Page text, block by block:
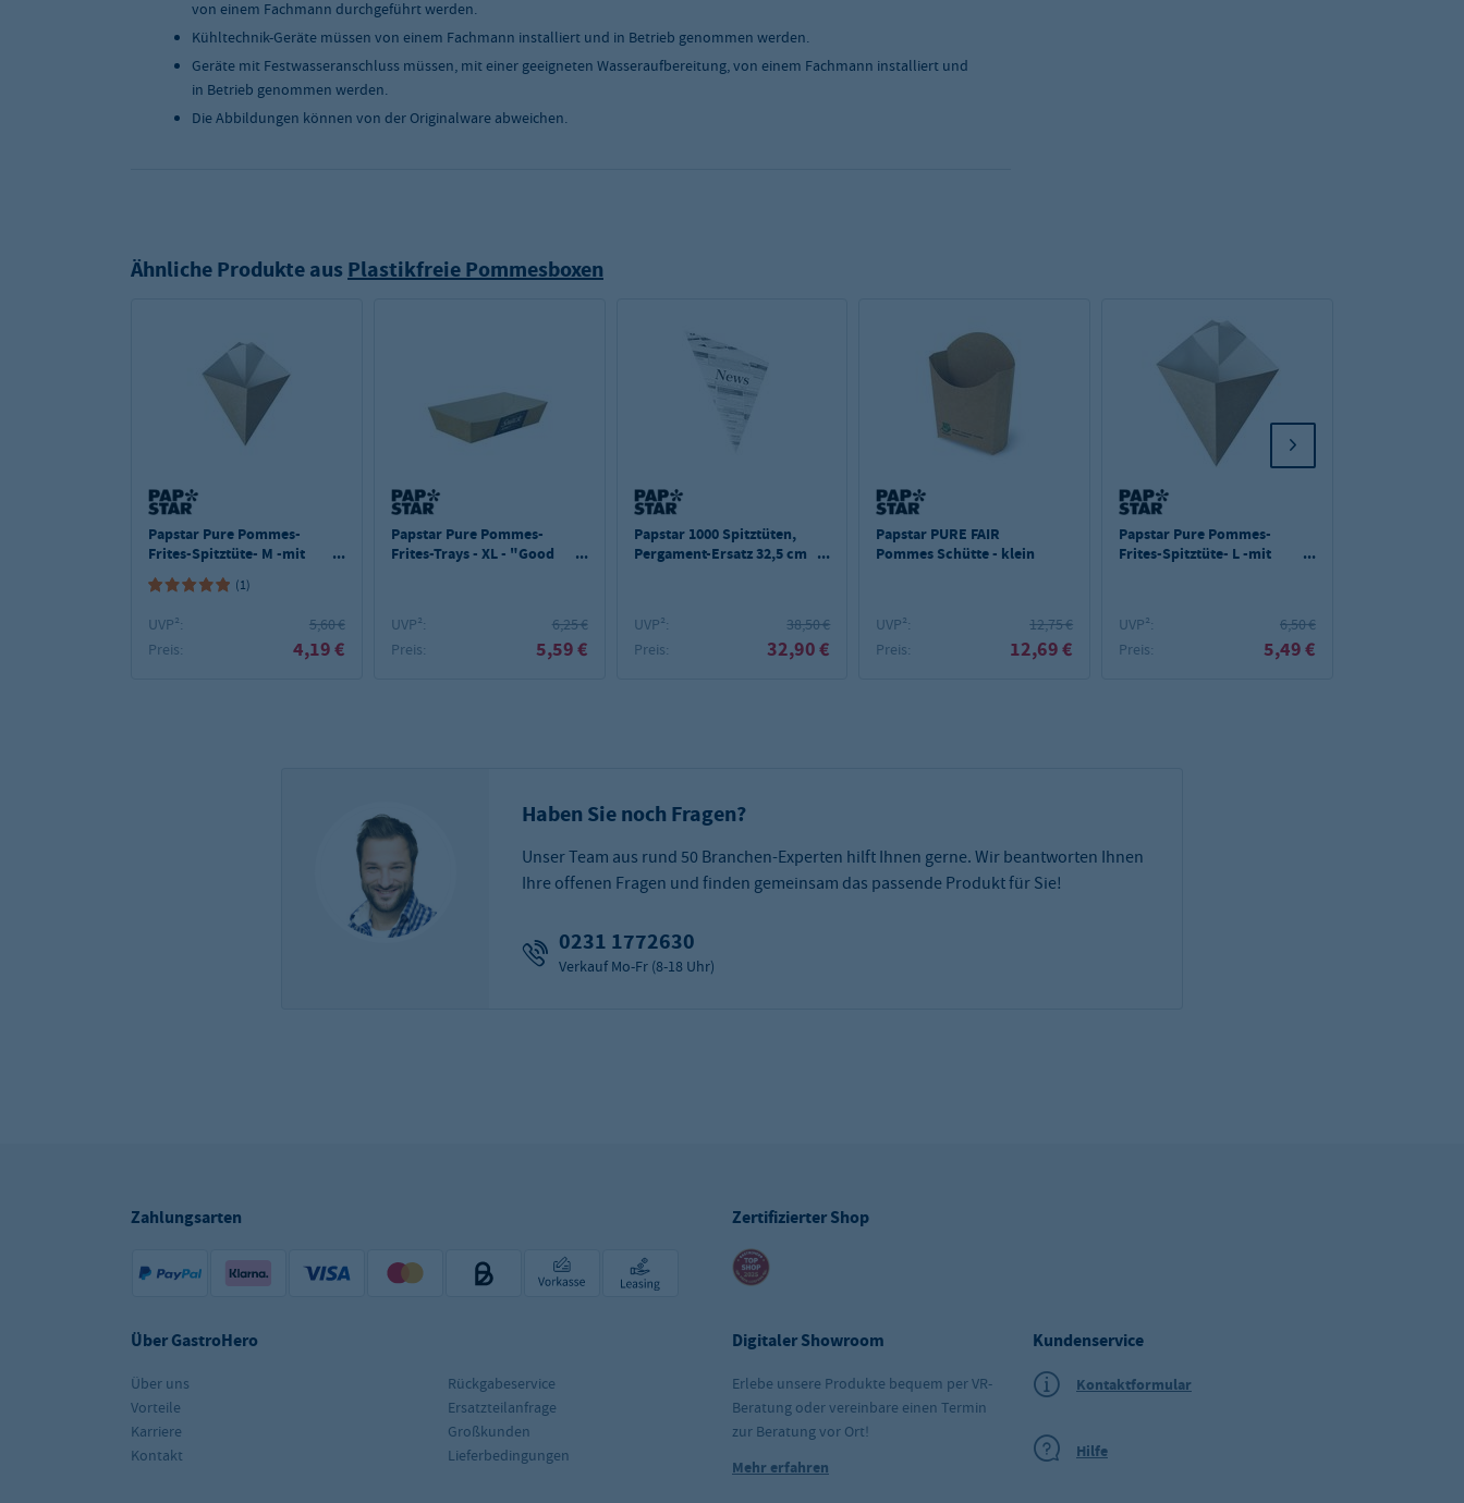
von einem Fachmann durchgeführt werden.
Kühltechnik-Geräte müssen von einem Fachmann installiert und in Betrieb genommen werden.
Geräte mit Festwasseranschluss müssen, mit einer geeigneten Wasseraufbereitung, von einem Fachmann installiert und
in Betrieb genommen werden.
Die Abbildungen können von der Originalware abweichen.
Ähnliche Produkte aus Plastikfreie Pommesboxen
Papstar Pure Pommes-
Frites-Spitztüte- M -mit
Dip-Ecke; Pappe - 50 Stk -
150g
(1)
UVP²:
5,60 €
Preis:
4,19 €
Papstar Pure Pommes-
Frites-Trays - XL - "Good
UVP²:
6,25 €
Preis:
5,59 €
Papstar 1000 Spitztüten,
Pergament-Ersatz 32,5 cm
250 g, fettdicht
UVP²:
38,50 €
Preis:
32,90 €
Papstar PURE FAIR
Pommes Schütte - klein
UVP²:
12,75 €
Preis:
12,69 €
Papstar Pure Pommes-
Frites-Spitztüte- L -mit
UVP²:
6,50 €
Preis:
5,49 €
Haben Sie noch Fragen?
Unser Team aus rund 50 Branchen-Experten hilft Ihnen gerne. Wir beantworten Ihnen
Ihre offenen Fragen und finden gemeinsam das passende Produkt für Sie!
0231 1772630
Verkauf Mo-Fr (8-18 Uhr)
Zahlungsarten Zertifizierter Shop
Über GastroHero
Über uns
Vorteile
Karriere
Kontakt
Rückgabeservice
Ersatzteilanfrage
Großkunden
Lieferbedingungen
Digitaler Showroom
Erlebe unsere Produkte bequem per VR-
Beratung oder vereinbare einen Termin
zur Beratung vor Ort!
Mehr erfahren
Kundenservice
Kontaktformular
Hilfe